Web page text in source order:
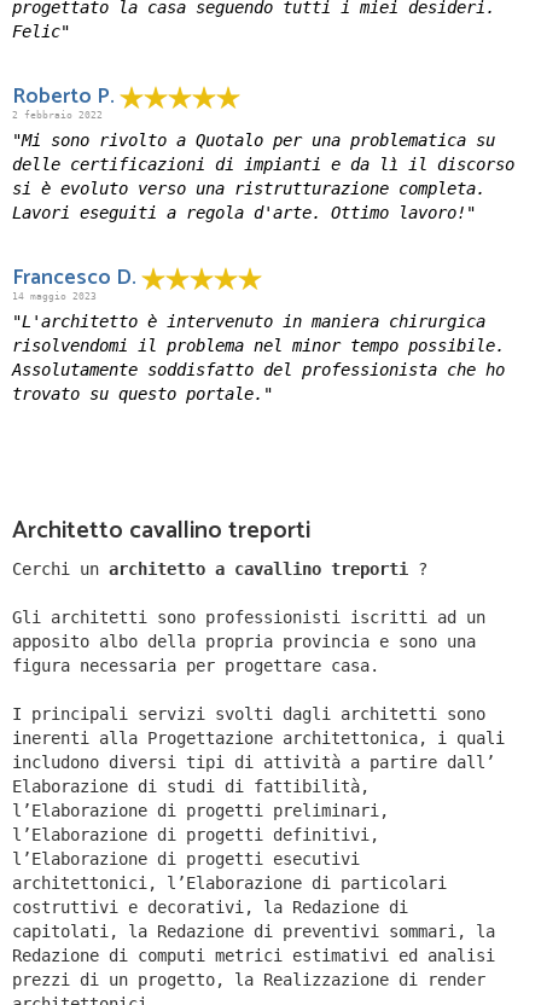
progettato la casa seguendo tutti i miei desideri.
Felic"
Roberto P.
2 febbraio 2022
"Mi sono rivolto a Quotalo per una problematica su
delle certificazioni di impianti e da lì il discorso
si è evoluto verso una ristrutturazione completa.
Lavori eseguiti a regola d'arte. Ottimo lavoro!"
Francesco D.
14 maggio 2023
"L'architetto è intervenuto in maniera chirurgica
risolvendomi il problema nel minor tempo possibile.
Assolutamente soddisfatto del professionista che ho
trovato su questo portale."
Architetto cavallino treporti
Cerchi un architetto a cavallino treporti ?
Gli architetti sono professionisti iscritti ad un
apposito albo della propria provincia e sono una
figura necessaria per progettare casa.
I principali servizi svolti dagli architetti sono
inerenti alla Progettazione architettonica, i quali
includono diversi tipi di attività a partire dall’
Elaborazione di studi di fattibilità,
l’Elaborazione di progetti preliminari,
l’Elaborazione di progetti definitivi,
l’Elaborazione di progetti esecutivi
architettonici, l’Elaborazione di particolari
costruttivi e decorativi, la Redazione di
capitolati, la Redazione di preventivi sommari, la
Redazione di computi metrici estimativi ed analisi
prezzi di un progetto, la Realizzazione di render